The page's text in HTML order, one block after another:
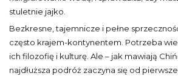
stuletnie jajko.
Bezkresne, tajemnicze i pełne
często krajem-kontynentem. Potrzeba
ich filozofię i kulturę. Ale – jak mawiają
najdłuższa podróż zaczyna się od